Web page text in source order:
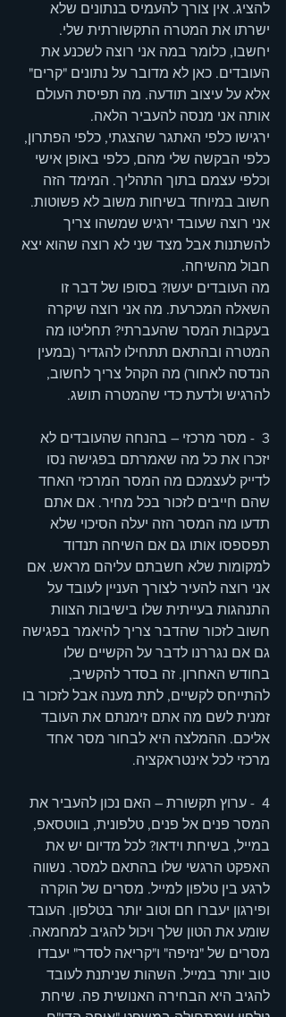
להציג. אין צורך להעמיס בנתונים שלא
ישרתו את המטרה התקשורתית שלי.
יחשבו, כלומר במה אני רוצה לשכנע את
העובדים. כאן לא מדובר על נתונים "קרים"
אלא על עיצוב תודעה. מה תפיסת העולם
אותה אני מנסה להעביר הלאה.
ירגישו כלפי האתגר שהצגתי, כלפי הפתרון,
כלפי הבקשה שלי מהם, כלפי באופן אישי
וכלפי עצמם בתוך התהליך. המימד הזה
חשוב במיוחד בשיחות משוב לא פשוטות.
אני רוצה שעובד ירגיש שמשהו צריך
להשתנות אבל מצד שני לא רוצה שהוא יצא
חבול מהשיחה.
מה העובדים יעשו? בסופו של דבר זו
השאלה המכרעת. מה אני רוצה שיקרה
בעקבות המסר שהעברתי? תחליטו מה
המטרה ובהתאם תתחילו להגדיר (במעין
הנדסה לאחור) מה הקהל צריך לחשוב,
להרגיש ולדעת כדי שהמטרה תושג.
3  - מסר מרכזי – בהנחה שהעובדים לא
יזכרו את כל מה שאמרתם בפגישה נסו
לדייק לעצמכם מה המסר המרכזי האחד
שהם חייבים לזכור בכל מחיר. אם אתם
תדעו מה המסר הזה יעלה הסיכוי שלא
תפספסו אותו גם אם השיחה תנדוד
למקומות שלא חשבתם עליהם מראש. אם
אני רוצה להעיר לצורך העניין לעובד על
התנהגות בעייתית שלו בישיבות הצוות
חשוב לזכור שהדבר צריך להיאמר בפגישה
גם אם נגררנו לדבר על הקשיים שלו
בחודש האחרון. זה בסדר להקשיב,
להתייחס לקשיים, לתת מענה אבל לזכור בו
זמנית לשם מה אתם זימנתם את העובד
אליכם. ההמלצה היא לבחור מסר אחד
מרכזי לכל אינטראקציה.
4  - ערוץ תקשורת – האם נכון להעביר את
המסר פנים אל פנים, טלפונית, בווטסאפ,
במייל, בשיחת וידאו? לכל מדיום יש את
האפקט הרגשי שלו בהתאם למסר. נשווה
לרגע בין טלפון למייל. מסרים של הוקרה
ופירגון יעברו חם וטוב יותר בטלפון. העובד
שומע את הטון שלך ויכול להגיב למחמאה.
מסרים של "נזיפה" ו"קריאה לסדר" יעבדו
טוב יותר במייל. השהות שניתנת לעובד
להגיב היא הבחירה האנושית פה. שיחת